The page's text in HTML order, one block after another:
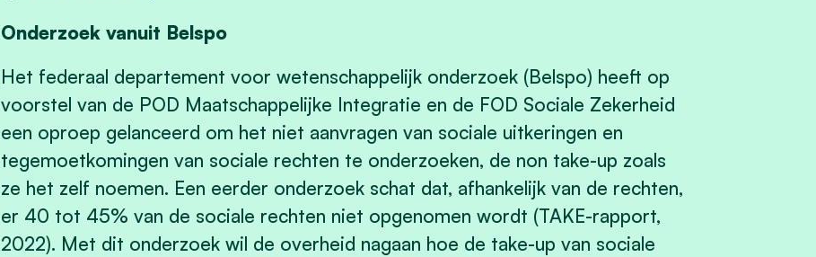
Onderzoek vanuit Belspo
Het federaal departement voor wetenschappelijk onderzoek (Belspo) heeft op
voorstel van de POD Maatschappelijke Integratie en de FOD Sociale Zekerheid
een oproep gelanceerd om het niet aanvragen van sociale uitkeringen en
tegemoetkomingen van sociale rechten te onderzoeken, de non take-up zoals
ze het zelf noemen. Een eerder onderzoek schat dat, afhankelijk van de rechten,
er 40 tot 45% van de sociale rechten niet opgenomen wordt (TAKE-rapport,
2022). Met dit onderzoek wil de overheid nagaan hoe de take-up van sociale